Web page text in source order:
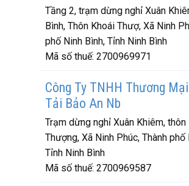
Tầng 2, trạm dừng nghỉ Xuân
Bình, Thôn Khoái Thượ, Xã Ninh
phố Ninh Bình, Tỉnh Ninh Bình
Mã số thuế: 2700969971
Công Ty TNHH Thương
Tải Bảo An Nb
Trạm dừng nghỉ Xuân Khiêm, thôn
Thượng, Xã Ninh Phúc, Thành phố
Tỉnh Ninh Bình
Mã số thuế: 2700969587